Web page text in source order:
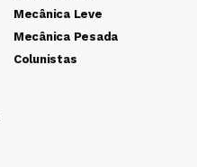
Mecânica Leve
Mecânica Pesada
Colunistas